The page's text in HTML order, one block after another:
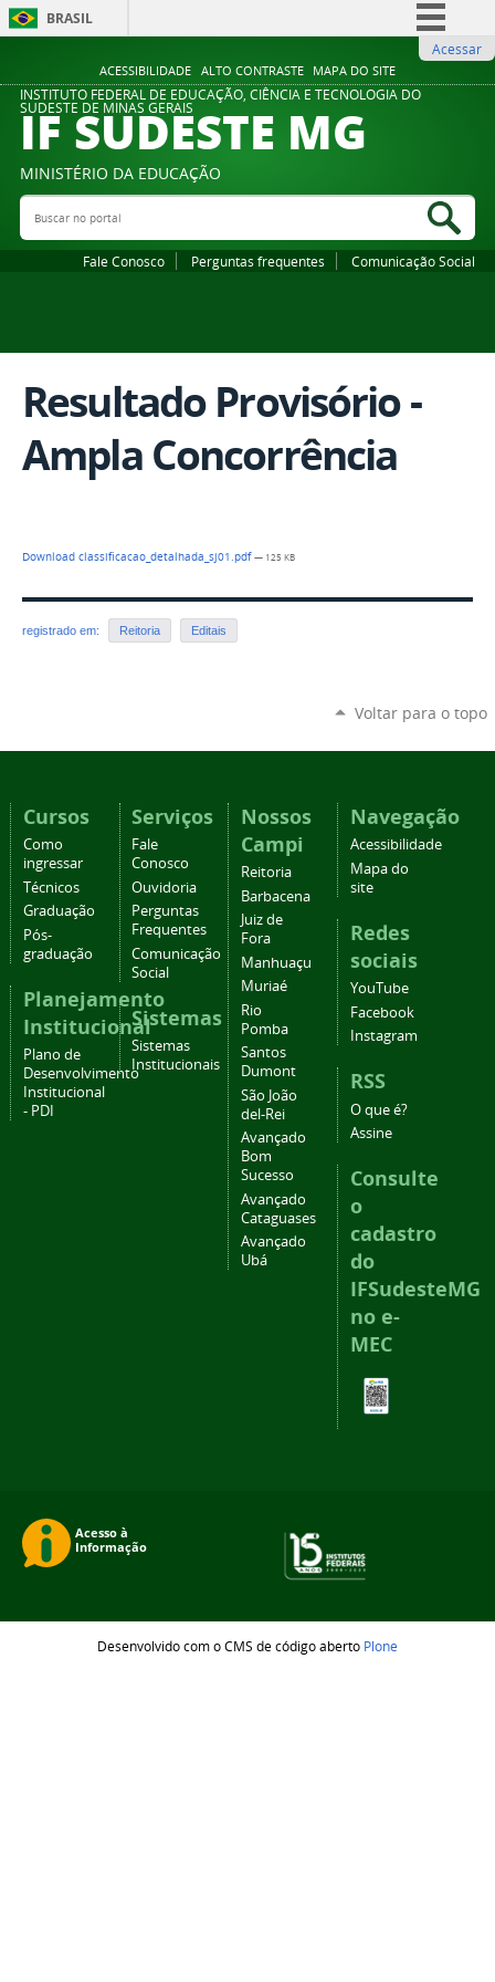
ACESSIBILIDADE ALTO CONTRASTE MAPA DO SITE
BRASIL
Comunica BR
Participe
Legislação
Acessar
INSTITUTO FEDERAL DE EDUCAÇÃO, CIÊNCIA E TECNOLOGIA DO
SUDESTE DE MINAS GERAIS
IF SUDESTE MG
MINISTÉRIO DA EDUCAÇÃO
Buscar no portal
Fale Conosco Perguntas frequentes Comunicação Social
Resultado Provisório -
Ampla Concorrência
Download classificacao_detalhada_sj01.pdf— 125 KB
registrado em: Reitoria Editais
Voltar para o topo
Cursos
Como
ingressar
Técnicos
Graduação
Pós-
graduação
Planejamento
Institucional
Plano de
Desenvolvimento
Institucional
- PDI
Serviços
Fale
Conosco
Ouvidoria
Perguntas
Frequentes
Comunicação
Social
Sistemas
Sistemas
Institucionais
Nossos
Campi
Reitoria
Barbacena
Juiz de
Fora
Manhuaçu
Muriaé
Rio
Pomba
Santos
Dumont
São João
del-Rei
Avançado
Bom
Sucesso
Avançado
Cataguases
Avançado
Ubá
Navegação
Acessibilidade
Mapa do
site
Redes
sociais
YouTube
Facebook
Instagram
RSS
O que é?
Assine
Consulte
o
cadastro
do
IFSudesteMG
no e-
MEC
Desenvolvido com o CMS de código aberto Plone